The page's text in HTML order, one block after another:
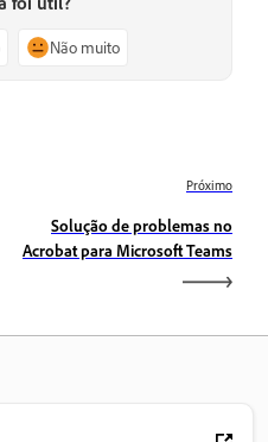
Não muito
Próximo
Solução de problemas no
Acrobat para Microsoft Teams